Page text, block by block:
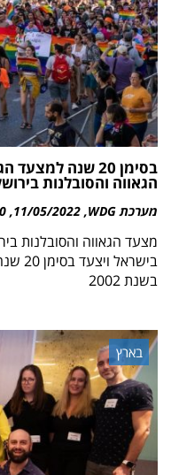
בסימן 20 שנה
הגאווה והסובלנות בירושלים
מערכת WDG 11/05/2022
מצעד הגאווה והסובלנות
בשנת 2002
בארץ